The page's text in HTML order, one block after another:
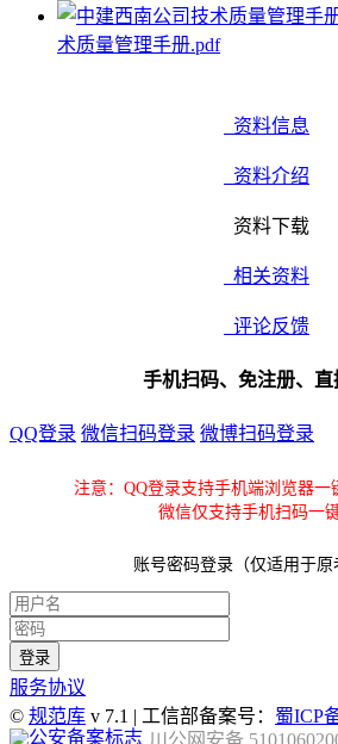
术质量管理手册.pdf
资料信息
资料介绍
资料下载
相关资料
评论反馈
手机扫码、免注册、直
QQ登录 微信扫码登录 微博扫码登录
注意：QQ登录支持手机端浏览器一
微信仅支持手机扫码一
账号密码登录（仅适用于原
服务协议
© 规范库 v 7.1 | 工信部备案号： 蜀ICP